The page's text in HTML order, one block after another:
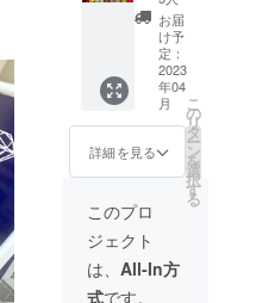
クまで
入れて
約３㎝
です ※
少し色
の薄い
ものや
キズか
も混
じって
おりま
す ※送
料込み
約４０
ct宝石
を詰め
たスト
レート
小瓶２
本
（合計
約８０
ct） +
お礼の
メッ
セージ
付き 定
価
お届
け予
定：
2023
年04
月
詳細を見る
こ
の
リ
タ
ー
ン
を
選
択
す
る
このプロ
ジェクト
は、 All-In方
式です。